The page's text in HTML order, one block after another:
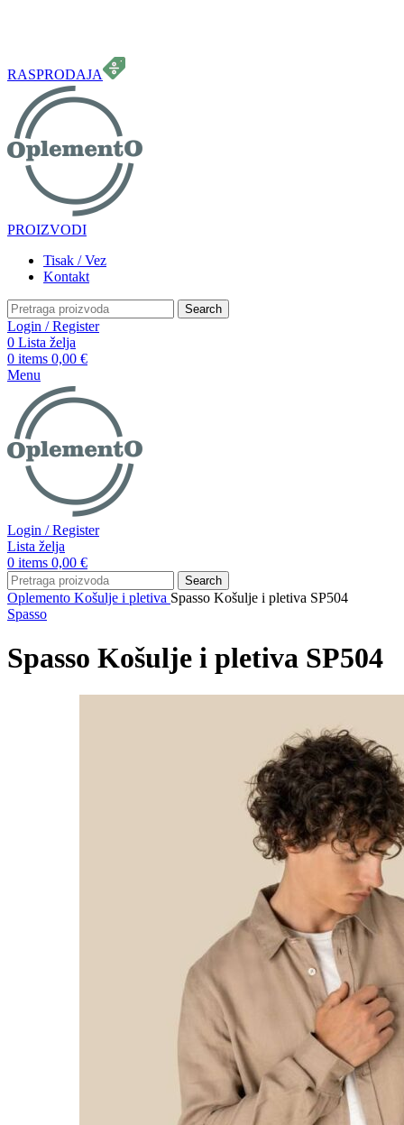
RASPRODAJA
PROIZVODI
Tisak / Vez
Kontakt
Search
Login / Register
0 Lista želja
0 items 0,00 €
Menu
Login / Register
Lista želja
0 items 0,00 €
Search
Oplemento Košulje i pletiva Spasso Košulje i pletiva SP504
Spasso
Spasso Košulje i pletiva SP504